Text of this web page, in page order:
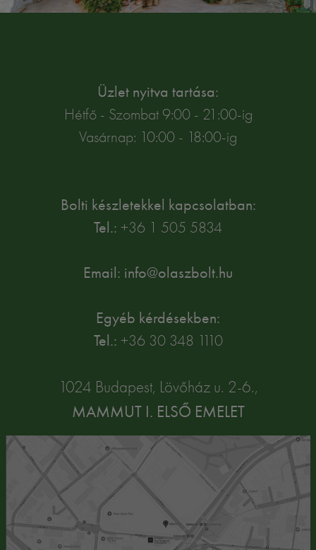
Üzlet nyitva tartása:
Hétfő - Szombat 9:00 - 21:00-ig
Vasárnap: 10:00 - 18:00-ig
Bolti készletekkel kapcsolatban:
Tel.: +36 1 505 5834
Email: info@olaszbolt.hu
Egyéb kérdésekben:
Tel.: +36 30 348 1110
1024 Budapest, Lövőház u. 2-6.,
MAMMUT I. ELSŐ EMELET